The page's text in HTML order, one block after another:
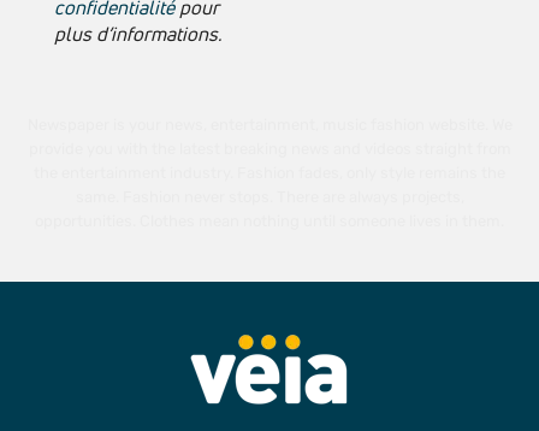
confidentialitépour
plus d’informations.